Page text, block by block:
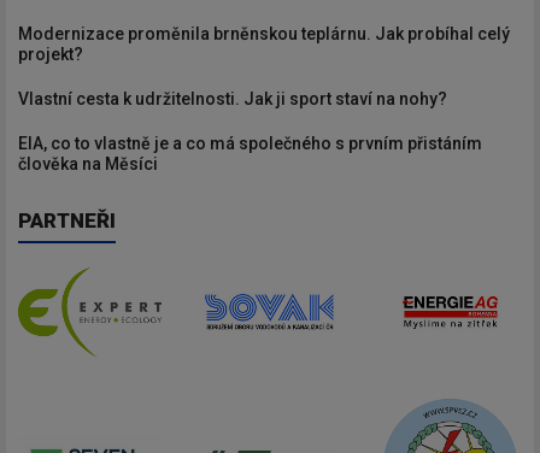
Modernizace proměnila brněnskou teplárnu. Jak probíhal celý
projekt?
Vlastní cesta k udržitelnosti. Jak ji sport staví na nohy?
EIA, co to vlastně je a co má společného s prvním přistáním
člověka na Měsíci
PARTNEŘI